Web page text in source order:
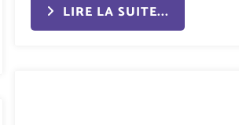
LIRE LA SUITE...